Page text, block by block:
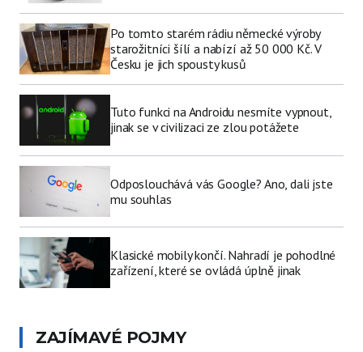
Po tomto starém rádiu německé výroby
starožitníci šílí a nabízí až 50 000 Kč. V
Česku je jich spousty kusů
Tuto funkci na Androidu nesmíte vypnout,
jinak se v civilizaci ze zlou potážete
Odposlouchává vás Google? Ano, dali jste
mu souhlas
Klasické mobily končí. Nahradí je pohodlné
zařízení, které se ovládá úplně jinak
ZAJÍMAVÉ POJMY